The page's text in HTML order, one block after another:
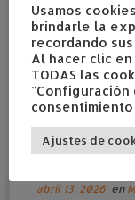
Cómo elegir
abril 13, 2026en
Usamos
brindarle la
recordando
Al hacer clic
TODAS las
"Configuración
Ajustes de